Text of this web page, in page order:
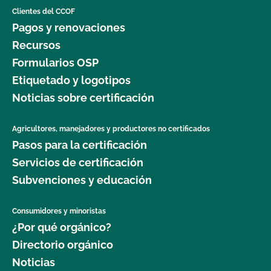
sesión?
¿Cómo puedo ver la información de contacto de
mi operación y ver mis contactos autorizados?
Soy contacto de varias operaciones. Cómo accedo
¿Qué es MyCCOF?
Clientes del CCOF
Pagos y renovaciones
Recursos
Formularios OSP
Etiquetado y logotipos
Noticias sobre certificación
Agricultores, manejadores y productores no certificados
Pasos para la certificación
Servicios de certificación
Subvenciones y educación
Consumidores y minoristas
¿Por qué orgánico?
Directorio orgánico
Noticias